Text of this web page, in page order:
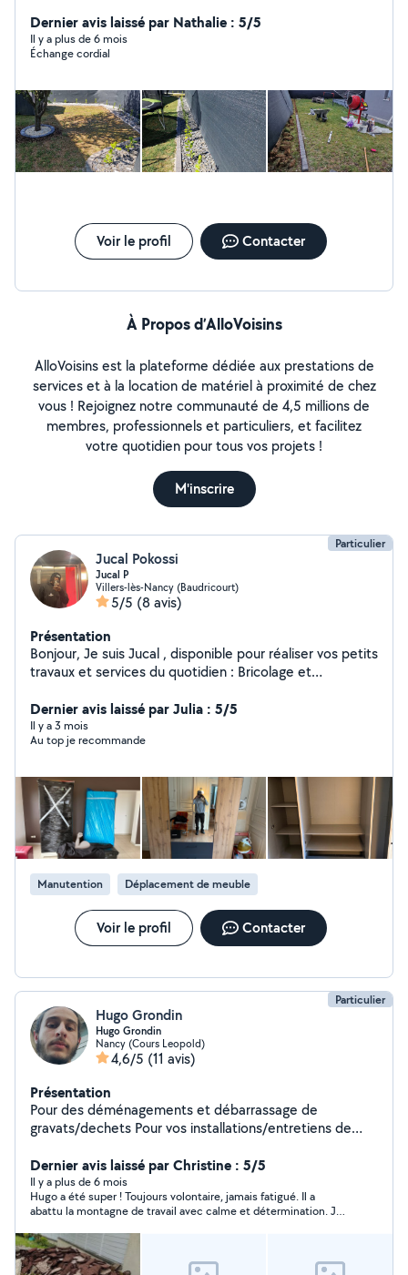
pelouse, débroussailleuse, motoculteur -Ramassage des
feuilles -Évacuation des déchets -Taille de haies,
fruitiers, rosiers -Nettoyage de terrasses -Nettoyage de
Nettoyage des massifs -Massonerie, Bricolage, Peinture,
Placo, Carrelage Je suis dans l'attente de vos
demandes. Cordialement.
Dernier avis laissé par Nathalie : 5/5
Il y a plus de 6 mois
Échange cordial
Voir le profil Contacter
À Propos d’AlloVoisins
AlloVoisins est la plateforme dédiée aux prestations de
services et à la location de matériel à proximité de chez
vous ! Rejoignez notre communauté de 4,5 millions de
membres, professionnels et particuliers, et facilitez
votre quotidien pour tous vos projets !
M'inscrire
Particulier
Jucal Pokossi
Jucal P
Villers-lès-Nancy (Baudricourt)
5/5 (8 avis)
Présentation
Bonjour, Je suis Jucal , disponible pour réaliser vos petits
travaux et services du quotidien : Bricolage et
déménagement Autres services selon vos besoins
Organisé, rigoureux et à l'écoute, je veille toujours à la
satisfaction des personnes qui me font confiance.
votre projet.
Dernier avis laissé par Julia : 5/5
Il y a 3 mois
Au top je recommande
Manutention Déplacement de meuble
Voir le profil Contacter
Particulier
Hugo Grondin
Hugo Grondin
Nancy (Cours Leopold)
4,6/5 (11 avis)
Présentation
Pour des déménagements et débarrassage de
gravats/dechets Pour vos installations/entretiens de
babysiting. Envoyez moi un message
Dernier avis laissé par Christine : 5/5
Il y a plus de 6 mois
Hugo a été super ! Toujours volontaire, jamais fatigué. Il a
abattu la montagne de travail avec calme et détermination. Je